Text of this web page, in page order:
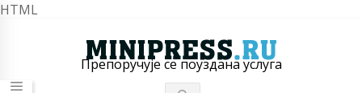
HTML
Препоручује се поуздана услуга